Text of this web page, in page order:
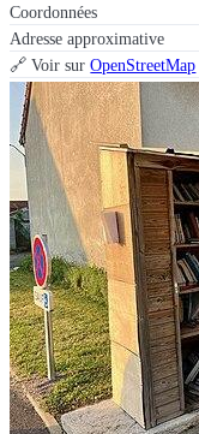
Coordonnées
Adresse approximative
🔗 Voir surOpenStreetMap